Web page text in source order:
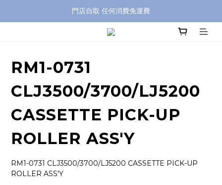
特別優惠: 訂單滿 HKD$499 免運費
門店自取 任何消費免運費
特別優惠: 訂單滿 HKD$499 免運費
RM1-0731
CLJ3500/3700/LJ5200
CASSETTE PICK-UP
ROLLER ASS'Y
RM1-0731 CLJ3500/3700/LJ5200 CASSETTE PICK-UP
ROLLER ASS'Y